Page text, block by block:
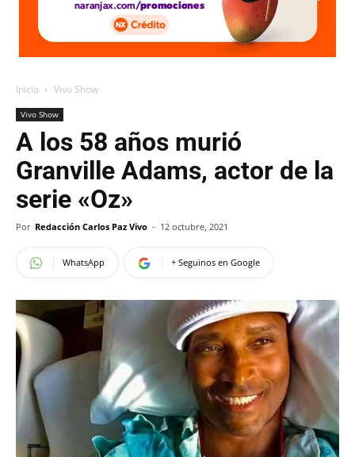
Inicio Vivo Show
Vivo Show
A los 58 años murió
Granville Adams, actor de la
serie «Oz»
Por Redacción Carlos Paz Vivo - 12 octubre, 2021
WhatsApp + Seguinos en Google